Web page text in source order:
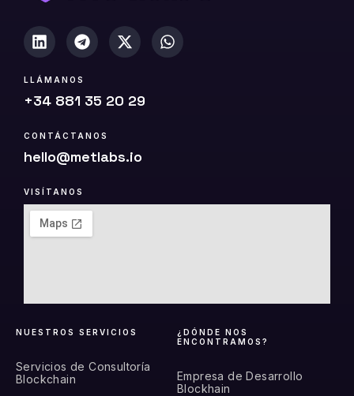
LLÁMANOS
+34 881 35 20 29
CONTÁCTANOS
hello@metlabs.io
VISÍTANOS
NUESTROS SERVICIOS
Servicios de Consultoría
Blockchain
¿DÓNDE NOS
ENCONTRAMOS?
Empresa de Desarrollo
Blockhain